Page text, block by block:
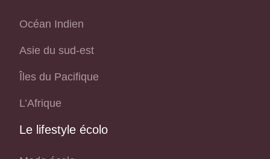
Océan Indien
Asie du sud-est
Îles du Pacifique
L’Afrique
Le lifestyle écolo